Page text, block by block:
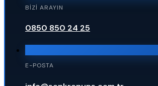
BIZI ARAYIN
0850 850 24 25
E-POSTA